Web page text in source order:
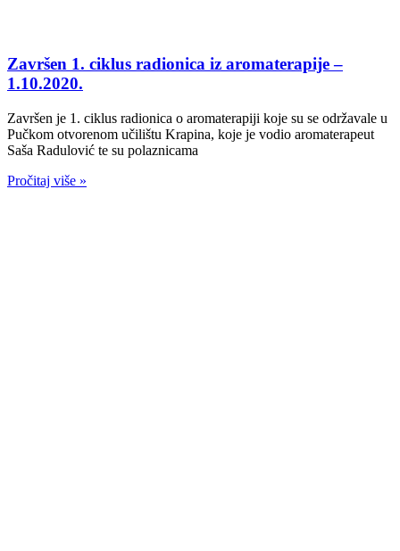
Završen 1. ciklus radionica iz aromaterapije –
1.10.2020.
Završen je 1. ciklus radionica o aromaterapiji koje su se održavale u
Pučkom otvorenom učilištu Krapina, koje je vodio aromaterapeut
Saša Radulović te su polaznicama
Pročitaj više »